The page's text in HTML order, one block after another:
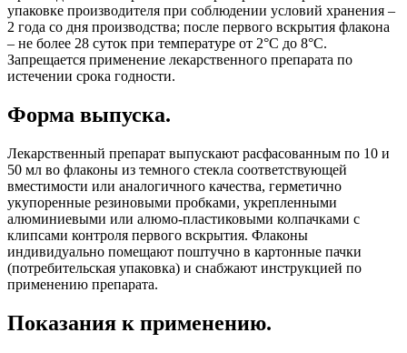
упаковке производителя при соблюдении условий хранения –
2 года со дня производства; после первого вскрытия флакона
– не более 28 суток при температуре от 2°С до 8°С.
Запрещается применение лекарственного препарата по
истечении срока годности.
Форма выпуска.
Лекарственный препарат выпускают расфасованным по 10 и
50 мл во флаконы из темного стекла соответствующей
вместимости или аналогичного качества, герметично
укупоренные резиновыми пробками, укрепленными
алюминиевыми или алюмо-пластиковыми колпачками с
клипсами контроля первого вскрытия. Флаконы
индивидуально помещают поштучно в картонные пачки
(потребительская упаковка) и снабжают инструкцией по
применению препарата.
Показания к применению.